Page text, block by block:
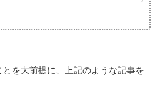
を大前提に、上記のような記事を